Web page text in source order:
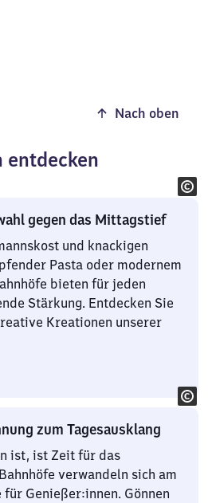
Nach oben
entdecken
gegen das Mittagstief
und knackigen
Pasta oder modernem
bieten für jeden
Stärkung. Entdecken Sie
Kreationen unserer
zum Tagesausklang
ist, ist Zeit für das
verwandeln sich am
Genießer:innen. Gönnen